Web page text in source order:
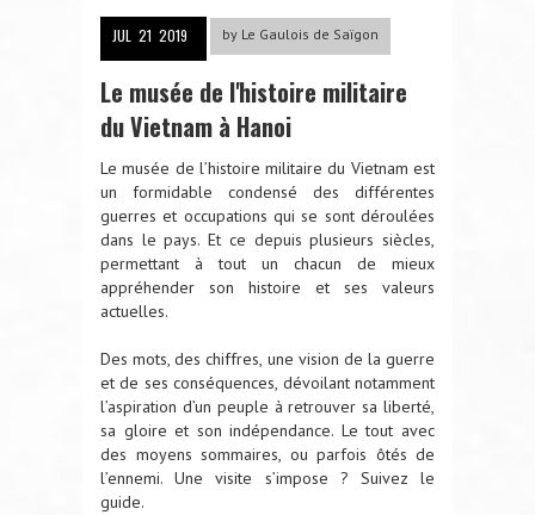
JUL 21 2019 by Le Gaulois de Saïgon
Le musée de l'histoire militaire
du Vietnam à Hanoi
Le musée de l’histoire militaire du Vietnam est
un formidable condensé des différentes
guerres et occupations qui se sont déroulées
dans le pays. Et ce depuis plusieurs siècles,
permettant à tout un chacun de mieux
appréhender son histoire et ses valeurs
actuelles.
Des mots, des chiffres, une vision de la guerre
et de ses conséquences, dévoilant notamment
l’aspiration d’un peuple à retrouver sa liberté,
sa gloire et son indépendance. Le tout avec
des moyens sommaires, ou parfois ôtés de
l’ennemi. Une visite s’impose ? Suivez le
guide.